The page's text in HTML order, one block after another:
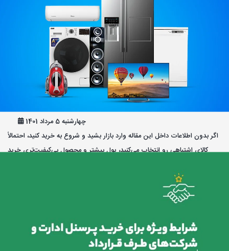
چهارشنبه 5 مرداد 1401
اگر بدون اطلاعات داخل این مقاله وارد بازار بشید و شروع به خرید کنید، احتمالاً
کالای اشتباهی رو انتخاب می‌کنید، پول بیشتر و محصول بی‌کیفیت‌تری خرید
قیمت بالا تضمین محصول خوبی باشه! و کل این داستان فقط از شما یه آماتور
میسازه و به‌راحتی طعمه سودجویان میشید یا در زمان کوتاهی از خریدتون